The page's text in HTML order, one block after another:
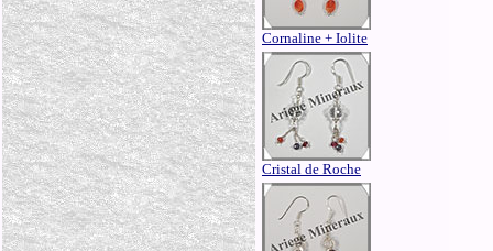
Cornaline + Iolite
Cristal de Roche